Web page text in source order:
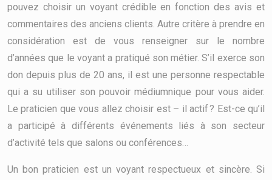
pouvez choisir un voyant crédible en fonction des avis et
commentaires des anciens clients. Autre critère à prendre en
considération est de vous renseigner sur le nombre
d’années que le voyant a pratiqué son métier. S’il exerce son
don depuis plus de 20 ans, il est une personne respectable
qui a su utiliser son pouvoir médiumnique pour vous aider.
Le praticien que vous allez choisir est – il actif ? Est-ce qu’il
a participé à différents événements liés à son secteur
d’activité tels que salons ou conférences…
Un bon praticien est un voyant respectueux et sincère. Si